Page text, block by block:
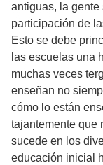
antiguas, la
participación de
Esto se debe
las escuelas una
muchas veces
enseñan no
cómo lo están
tajantemente que
sucede en los
educación inicial